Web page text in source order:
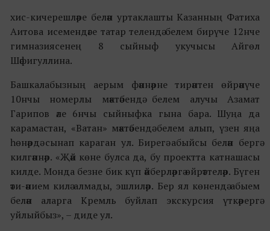
хис-кичерешләре белән уртаклашты Казанның Фатиха
Аитова исемендәге татар телендә белем бирүче 12нче
гимназиясенең 8 сыйныф укучысы Айгөл
Шәфигуллина.
Башкалабызның аерым фәннәрне тирәнтен өйрәнүче
10нчы номерлы мәктәбендә белем алучы Азамат
Гарипов әле 6нчы сыйныфка гына бара. Шуңа да
карамастан, «Ватан» мәктәбендә белем алып, үзен яңа
һөнәрдә сынап караган ул. Бирегә абыйсы белән бергә
килгәннәр. «Җәй көне булса да, бу проектта катнашасы
килде. Монда безне бик күп әйберләргә өйрәттеләр. Бүген
әти-әнием килә алмады, эшлиләр. Бер ял көнендә абыем
белән аларга Кремль буйлап экскурсия үткәрергә
уйлыйбыз», – диде ул.